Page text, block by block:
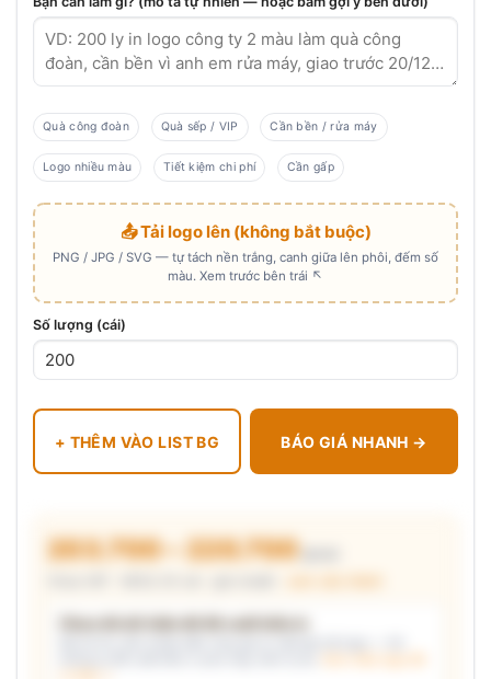
Quà công đoàn Quà sếp / VIP Cần bền / rửa máy
Logo nhiều màu Tiết kiệm chi phí Cần gấp
📤 Tải logo lên (không bắt buộc)
PNG / JPG / SVG — tự tách nền trắng, canh giữa lên phôi, đếm số
màu. Xem trước bên trái ↖
Số lượng (cái)
+ THÊM VÀO LIST BG BÁO GIÁ NHANH →
203.700 – 220.700